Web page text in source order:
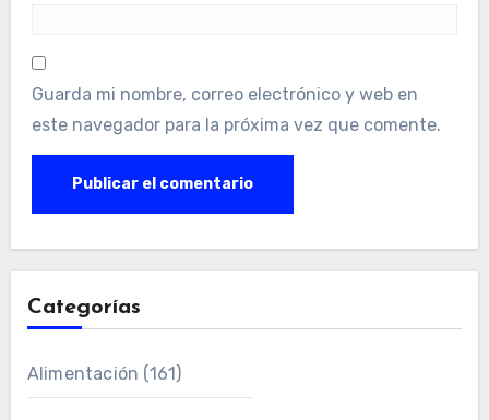
Guarda mi nombre, correo electrónico y web en
este navegador para la próxima vez que comente.
Categorías
Alimentación (161)